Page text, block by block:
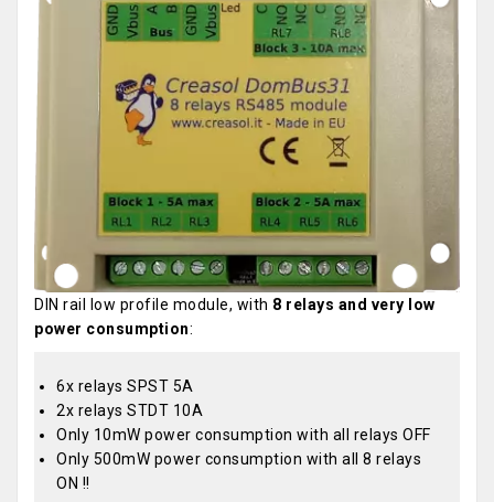
DIN rail low profile module, with 8 relays and very low
power consumption:
6x relays SPST 5A
2x relays STDT 10A
Only 10mW power consumption with all relays OFF
Only 500mW power consumption with all 8 relays
ON !!